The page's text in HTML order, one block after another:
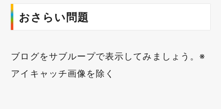
おさらい問題
ブログをサブループで表示してみましょう。※
アイキャッチ画像を除く